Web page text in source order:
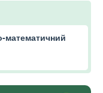
математичний